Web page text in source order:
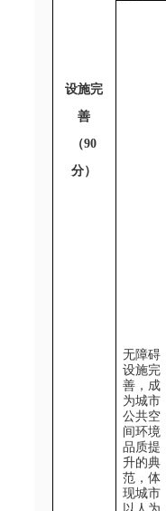
设施完
善
（90
分）
无障碍
设施完
善，成
为城市
公共空
间环境
品质提
升的典
范，体
现城市
以人为